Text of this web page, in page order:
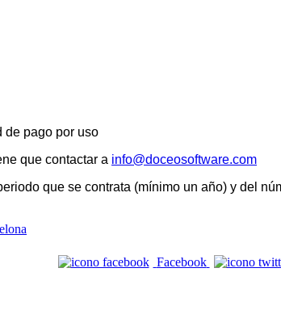
de pago por uso
que contactar a info@doceosoftware.com
que se contrata (mínimo un año) y del
Facebook